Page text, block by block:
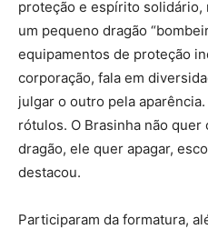
proteção e espírito solidário,
um pequeno dragão
equipamentos de proteção
corporação, fala em
julgar o outro pela
rótulos. O Brasinha não
dragão, ele quer apagar,
destacou.
Participaram da formatura,